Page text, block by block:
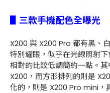
▋三款手機配色全曝光
X200 與 X200 Pro 都有黑、
特別耀眼，似乎在光線照射
相對的比較低調簡約一點。
X200，而方形排列的則是
化的，則是 X200 Pro mini，